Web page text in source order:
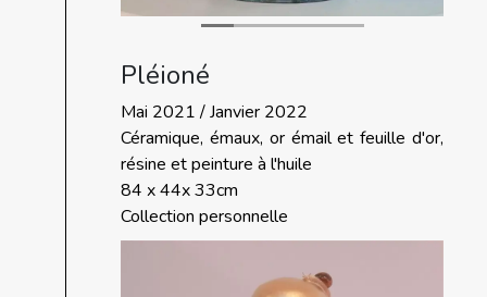
Pléioné
Mai 2021 / Janvier 2022
Céramique, émaux, or émail et feuille d'or,
résine et peinture à l'huile
84 x 44x 33cm
Collection personnelle